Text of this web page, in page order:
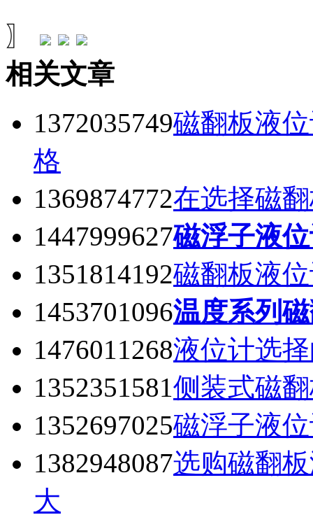
〗
相关文章
1372035749磁翻板液
格
1369874772在选择磁
1447999627磁浮子液
1351814192磁翻板液
1453701096温度系列
1476011268液位计选
1352351581侧装式磁
1352697025磁浮子液
1382948087选购磁翻
大